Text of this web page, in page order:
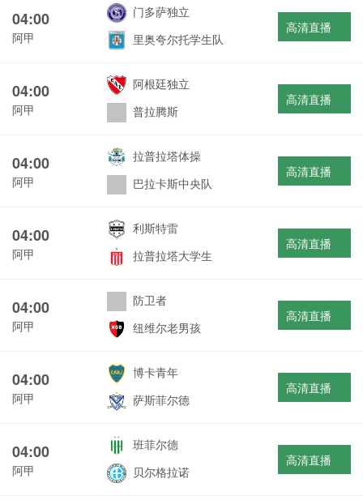
04:00
阿甲
门多萨独立
里奥夸尔托学生队
高清直播
04:00
阿甲
阿根廷独立
普拉腾斯
高清直播
04:00
阿甲
拉普拉塔体操
巴拉卡斯中央队
高清直播
04:00
阿甲
利斯特雷
拉普拉塔大学生
高清直播
04:00
阿甲
防卫者
纽维尔老男孩
高清直播
04:00
阿甲
博卡青年
萨斯菲尔德
高清直播
04:00
阿甲
班菲尔德
贝尔格拉诺
高清直播